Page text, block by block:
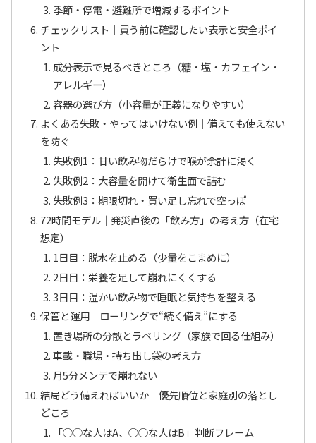
季節・停電・避難所で増減するポイント
チェックリスト｜買う前に確認したい表示と安全ポイ
ント
成分表示で見るべきところ（糖・塩・カフェイン・
アレルギー）
容器の選び方（小容量が正義になりやすい）
よくある失敗・やってはいけない例｜備えても使えない
を防ぐ
失敗例1：甘い飲み物だらけで喉が余計に渇く
失敗例2：大容量を開けて衛生面で詰む
失敗例3：期限切れ・買い足し忘れで空っぽ
72時間モデル｜発災直後の「飲み方」の考え方（在宅
想定）
1日目：脱水を止める（少量をこまめに）
2日目：栄養を足して崩れにくくする
3日目：温かい飲み物で睡眠と気持ちを整える
保管と運用｜ローリングで“続く備え”にする
置き場所の分散とラベリング（家族で回る仕組み）
車載・職場・持ち出し袋の考え方
月5分メンテで崩れない
結局どう備えればいいか｜優先順位と家庭別の落とし
どころ
「○○な人はA、○○な人はB」判断フレーム